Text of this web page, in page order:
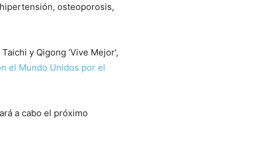
osteoporosis,
y Qigong ‘Vive Mejor’,
el Mundo Unidos por el
a cabo el próximo